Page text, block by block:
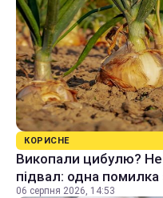
КОРИСНЕ
Викопали цибулю? Не
підвал: одна помилка
06 серпня 2026, 14:53